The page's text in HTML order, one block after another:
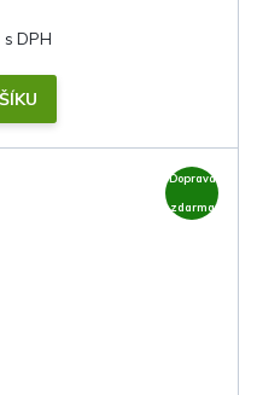
Doprava
zdarma